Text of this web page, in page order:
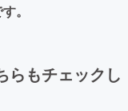
。
らもチェックし